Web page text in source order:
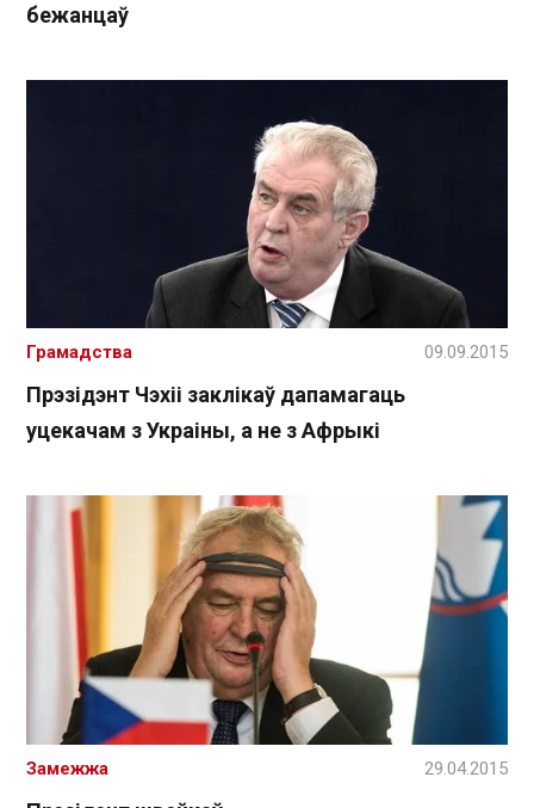
бежанцаў
Прэзідэнт Чэхіі заклікаў дапамагаць
уцекачам з Украіны, а не з Афрыкі
Грамадства 09.09.2015
Замежжа 29.04.2015